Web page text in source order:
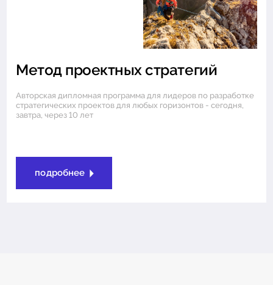
Метод проектных стратегий
Авторская дипломная программа для лидеров по разработке
стратегических проектов для любых горизонтов - сегодня,
завтра, через 10 лет
подробнее